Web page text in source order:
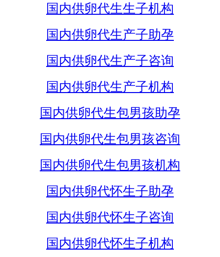
国内供卵代生生子机构
国内供卵代生产子助孕
国内供卵代生产子咨询
国内供卵代生产子机构
国内供卵代生包男孩助孕
国内供卵代生包男孩咨询
国内供卵代生包男孩机构
国内供卵代怀生子助孕
国内供卵代怀生子咨询
国内供卵代怀生子机构